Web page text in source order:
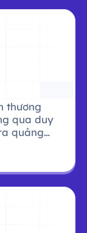
thương
qua duy
quảng